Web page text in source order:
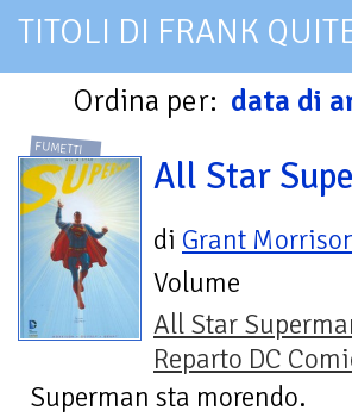
TITOLI DI FRANK
Ordina per: data di
FUMETTI
All Star
di Grant
Volume
All Star
Reparto DC
Superman sta morendo.